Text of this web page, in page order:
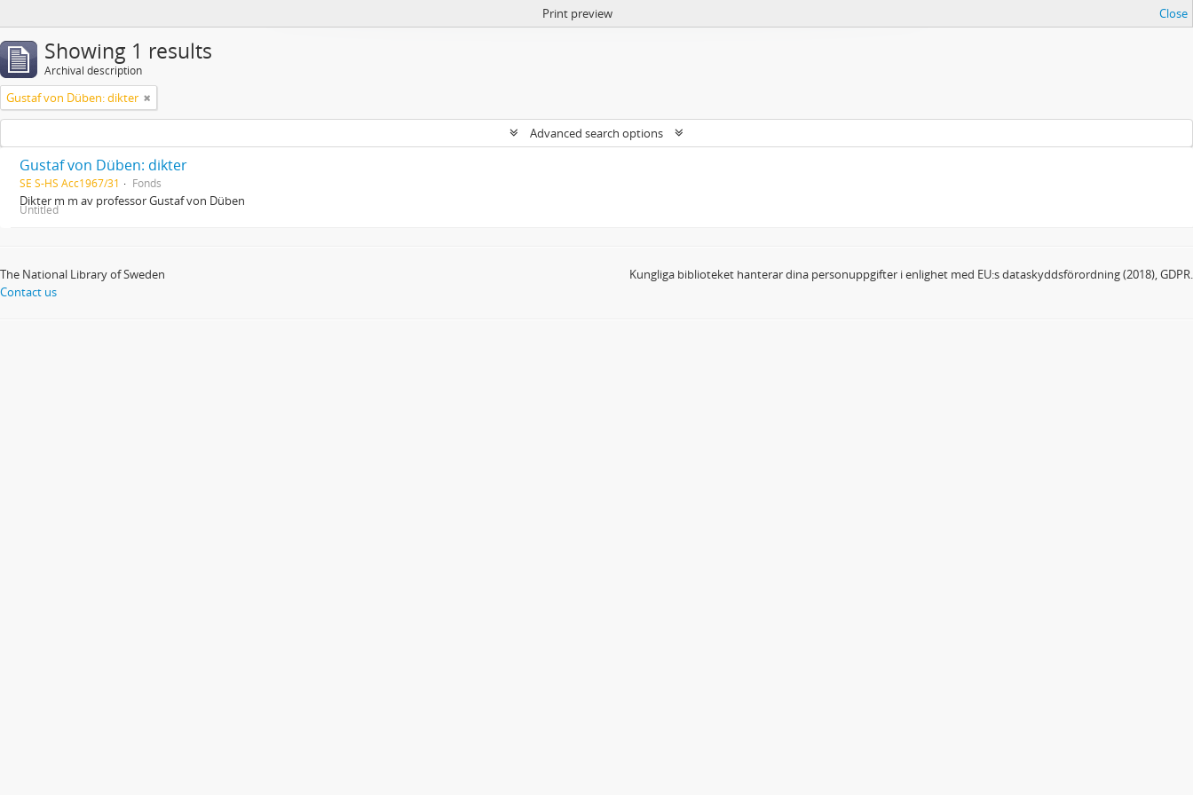
Print preview Close
Showing 1 results
Archival description
Gustaf von Düben: dikter
Advanced search options
Gustaf von Düben: dikter
SE S-HS Acc1967/31 Fonds
Dikter m m av professor Gustaf von Düben
Untitled
The National Library of Sweden
Contact us
Kungliga biblioteket hanterar dina personuppgifter i enlighet med EU:s dataskyddsförordning (2018), GDPR.